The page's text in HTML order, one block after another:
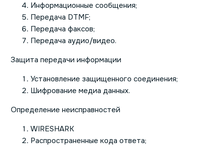
Информационные сообщения;
Передача DTMF;
Передача факсов;
Передача аудио/видео.
Защита передачи информации
Установление защищенного соединения;
Шифрование медиа данных.
Определение неисправностей
WIRESHARK
Распространенные кода ответа;